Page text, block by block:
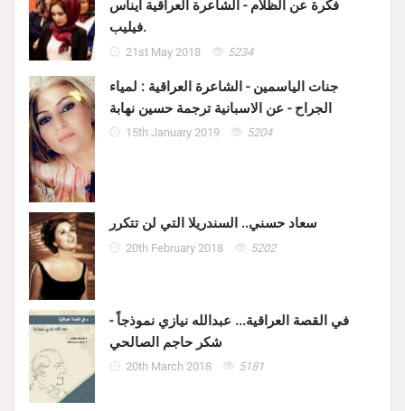
فكرة عن الظلام - الشاعرة العراقية ايناس
فيليب.
21st May 2018 5234
جنات الياسمين - الشاعرة العراقية : لمياء
الجراح - عن الاسبانية ترجمة حسين نهابة
15th January 2019 5204
سعاد حسني.. السندريلا التي لن تتكرر
20th February 2018 5202
في القصة العراقية... عبدالله نيازي نموذجاً -
شكر حاجم الصالحي
20th March 2018 5181